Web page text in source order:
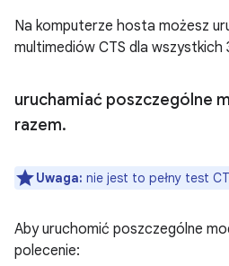
Na komputerze hosta możesz
multimediów CTS dla wszystkich
uruchamiać poszczególne
razem.
Uwaga: nie jest to pełny test
Aby uruchomić poszczególne
polecenie: